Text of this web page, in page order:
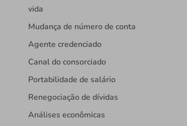
vida
Mudança de número de conta
Agente credenciado
Canal do consorciado
Portabilidade de salário
Renegociação de dívidas
Análises econômicas